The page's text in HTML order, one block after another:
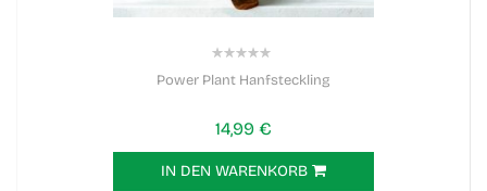
Power Plant Hanfsteckling
14,99 €
IN DEN WARENKORB